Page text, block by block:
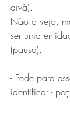
divã).
Não o vejo,
ser uma
(pausa).
- Pede para
identificar -